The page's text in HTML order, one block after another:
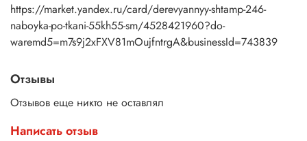
https://market.yandex.ru/card/derevyannyy-shtamp-246-
naboyka-po-tkani-55kh55-sm/4528421960?do-
waremd5=m7s9j2xFXV81mOujfntrgA&businessId=743839
Отзывы
Отзывов еще никто не оставлял
Написать отзыв